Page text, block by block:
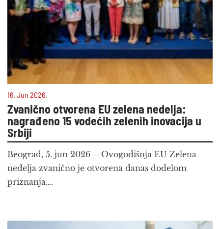
16. Jun 2026.
Zvanično otvorena EU zelena nedelja:
nagrađeno 15 vodećih zelenih inovacija u
Srbiji
Beograd, 5. jun 2026 – Ovogodišnja EU Zelena
nedelja zvanično je otvorena danas dodelom
priznanja….